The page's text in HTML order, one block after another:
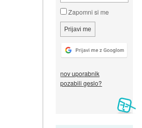
Zapomni si me
nov uporabnik
pozabili geslo?